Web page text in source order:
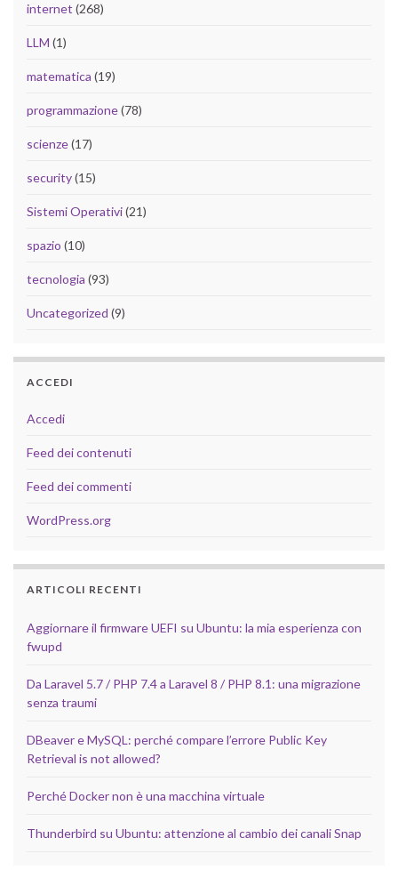
internet (268)
LLM (1)
matematica (19)
programmazione(78)
scienze(17)
security(15)
Sistemi Operativi(21)
spazio (10)
tecnologia (93)
Uncategorized (9)
ACCEDI
Accedi
Feed dei contenuti
Feed dei commenti
WordPress.org
ARTICOLI RECENTI
Aggiornare il firmware UEFI su Ubuntu: la mia esperienza con
fwupd
Da Laravel 5.7 / PHP 7.4 a Laravel 8 / PHP 8.1: una migrazione
senza traumi
DBeaver e MySQL: perché compare l’errore Public Key
Retrieval is not allowed?
Perché Docker non è una macchina virtuale
Thunderbird su Ubuntu: attenzione al cambio dei canali Snap